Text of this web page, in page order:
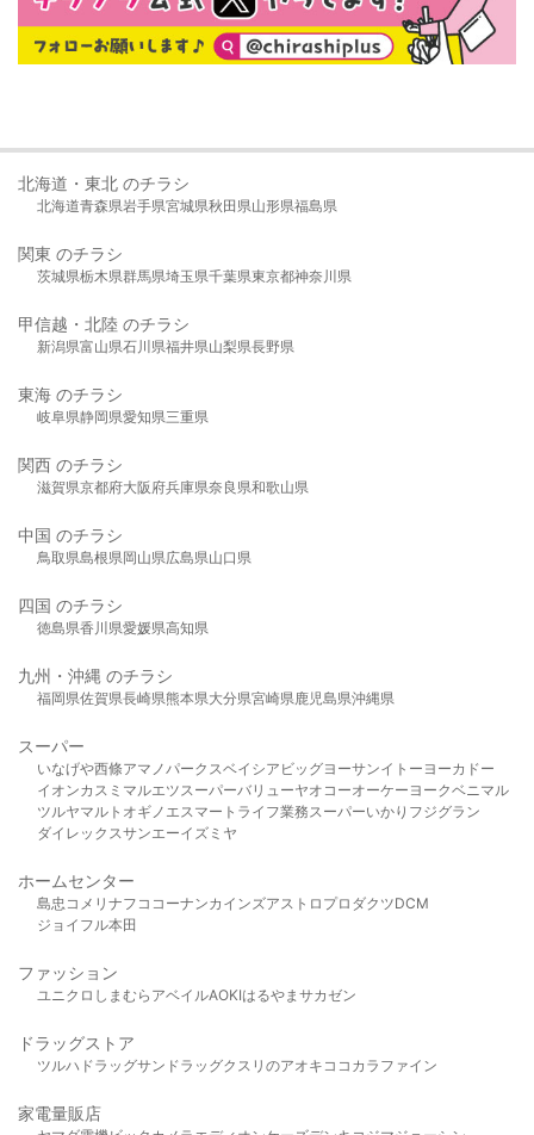
北海道・東北 のチラシ
北海道青森県岩手県宮城県秋田県山形県福島県
関東 のチラシ
茨城県栃木県群馬県埼玉県千葉県東京都神奈川県
甲信越・北陸 のチラシ
新潟県富山県石川県福井県山梨県長野県
東海 のチラシ
岐阜県静岡県愛知県三重県
関西 のチラシ
滋賀県京都府大阪府兵庫県奈良県和歌山県
中国 のチラシ
鳥取県島根県岡山県広島県山口県
四国 のチラシ
徳島県香川県愛媛県高知県
九州・沖縄 のチラシ
福岡県佐賀県長崎県熊本県大分県宮崎県鹿児島県沖縄県
スーパー
いなげや西條アマノパークスベイシア ビッグヨーサンイトーヨーカドー
イオンカスミ マルエツスーパーバリューヤオコーオーケー ヨークベニマル
ツルヤマルト オギノ エスマート ライフ業務スーパーいかり フジグラン
ダイレックスサンエーイズミヤ
ホームセンター
島忠 コメリ ナフコ コーナンカインズアストロプロダクツDCM
ジョイフル本田
ファッション
ユニクロ しまむら アベイルAOKIはるやま サカゼン
ドラッグストア
ツルハドラッグサンドラッグクスリのアオキ ココカラファイン
家電量販店